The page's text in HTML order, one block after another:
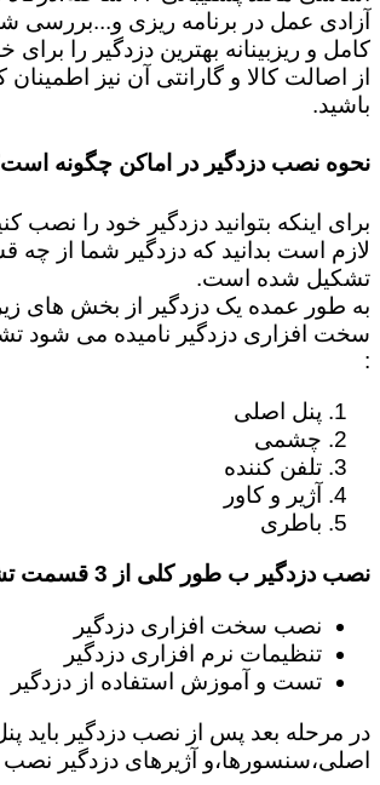
آزادی عمل در برنامه ریزی و...بررسی
کامل و ریزبینانه بهترین دزدگیر را برای
از اصالت کالا و گارانتی آن نیز
باشید.
نحوه نصب دزدگیر در اماکن چگونه
برای اینکه بتوانید دزدگیر خود را نصب
لازم است بدانید که دزدگیر شما از
تشکیل شده است.
به طور عمده یک دزدگیر از بخش های
سخت افزاری دزدگیر نامیده می شود
:
پنل اصلی
چشمی
تلفن کننده
آژیر و کاور
باطری
نصب دزدگیر ب طور کلی از 3 قسمت تشکیل میشود :
نصب سخت افزاری دزدگیر
تنظیمات نرم افزاری دزدگیر
تست و آموزش استفاده از دزدگیر
در مرحله بعد پس از نصب دزدگیر باید
اصلی،سنسورها،و آژیرهای دزدگیر